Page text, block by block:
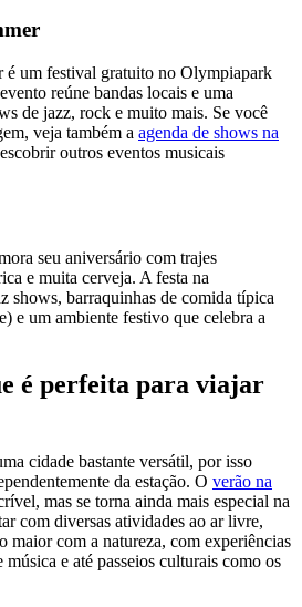
é um festival gratuito no Olympiapark
reúne bandas locais e uma
de jazz, rock e muito mais. Se você
veja também a agenda de shows na
outros eventos musicais
seu aniversário com trajes
e muita cerveja. A festa na
shows, barraquinhas de comida típica
e um ambiente festivo que celebra a
é perfeita para viajar
cidade bastante versátil, por isso
da estação. O verão na
mas se torna ainda mais especial na
com diversas atividades ao ar livre,
maior com a natureza, com experiências
e até passeios culturais como os